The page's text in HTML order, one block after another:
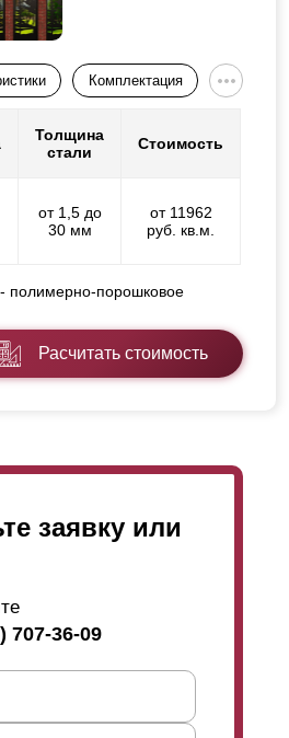
Комплектация
Толщина
стали
Стоимость
от 1,5 до
30 мм
от 11962
руб. кв.м.
полимерно-порошковое
Расчитать стоимость
заявку или
707-36-09